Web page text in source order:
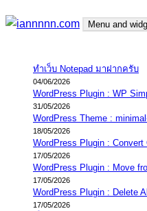
Skip
Menu and
ทำเว็บ Notepad มาฝากครับ
04/06/2026
WordPress Plugin : WP
31/05/2026
WordPress Theme :
18/05/2026
WordPress Plugin :
17/05/2026
WordPress Plugin : Move
17/05/2026
WordPress Plugin : Delete
17/05/2026